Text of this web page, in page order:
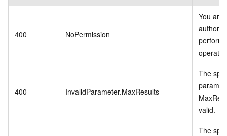
400 NoPermission
You are
perform
400 InvalidParameter.MaxResults
The
valid.
The